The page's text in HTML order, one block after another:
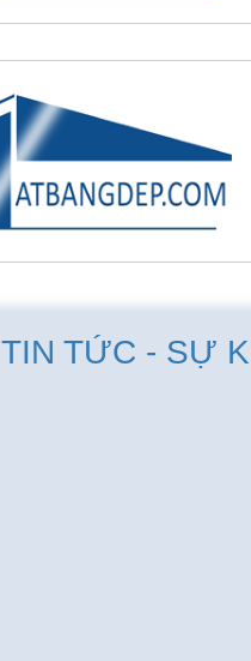
TIN TỨC - SỰ